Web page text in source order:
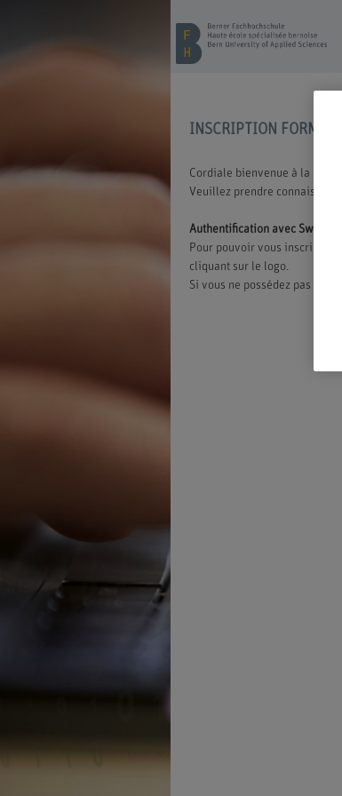
INSCRIPTION
Cordiale bienvenue à la BFH.
Veuillez prendre
Authentification avec Switch
Pour pouvoir vous inscrire à
cliquant sur le logo.
Si vous ne possédez pas